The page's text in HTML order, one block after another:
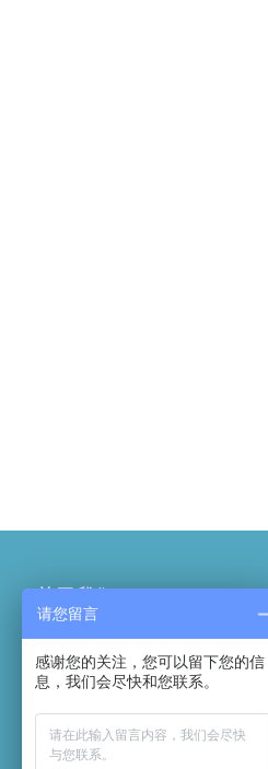
云序生物是国家高新技术企业
位，以RNA修饰组、表观遗
特色，依托高通量测序平台
链条服务”为核心，通过
请您留言
感谢您的关注，您可以留下您的信
息，我们会尽快和您联系。